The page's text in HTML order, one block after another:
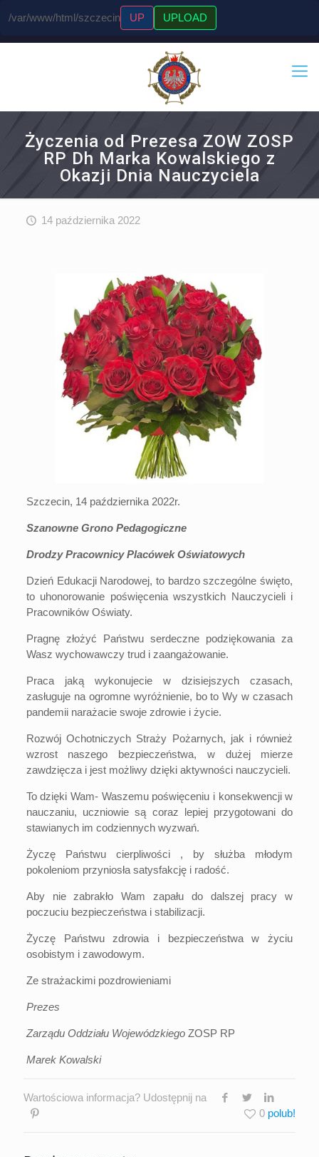
/var/www/html/szczecin UP UPLOAD
Życzenia od Prezesa ZOW ZOSP
RP Dh Marka Kowalskiego z
Okazji Dnia Nauczyciela
14 października 2022
Szczecin, 14 października 2022r.
Szanowne Grono Pedagogiczne
Drodzy Pracownicy Placówek Oświatowych
Dzień Edukacji Narodowej, to bardzo szczególne święto,
to uhonorowanie poświęcenia wszystkich Nauczycieli i
Pracowników Oświaty.
Pragnę złożyć Państwu serdeczne podziękowania za
Wasz wychowawczy trud i zaangażowanie.
Praca jaką wykonujecie w dzisiejszych czasach,
zasługuje na ogromne wyróżnienie, bo to Wy w czasach
pandemii narażacie swoje zdrowie i życie.
Rozwój Ochotniczych Straży Pożarnych, jak i również
wzrost naszego bezpieczeństwa, w dużej mierze
zawdzięcza i jest możliwy dzięki aktywności nauczycieli.
To dzięki Wam- Waszemu poświęceniu i konsekwencji w
nauczaniu, uczniowie są coraz lepiej przygotowani do
stawianych im codziennych wyzwań.
Życzę Państwu cierpliwości , by służba młodym
pokoleniom przyniosła satysfakcję i radość.
Aby nie zabrakło Wam zapału do dalszej pracy w
poczuciu bezpieczeństwa i stabilizacji.
Życzę Państwu zdrowia i bezpieczeństwa w życiu
osobistym i zawodowym.
Ze strażackimi pozdrowieniami
Prezes
Zarządu Oddziału WojewódzkiegoZOSP RP
Marek Kowalski
Wartościowa informacja? Udostępnij na
0